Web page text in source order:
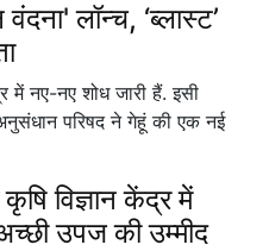
लॉन्च, ‘ब्लास्ट’
नए-नए शोध जारी हैं. इसी
परिषद ने गेहूं की एक नई
विज्ञान केंद्र में
उपज की उम्मीद